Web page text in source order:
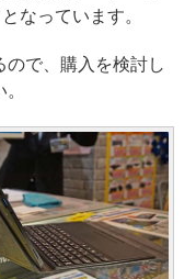
なっています。
で、購入を検討し